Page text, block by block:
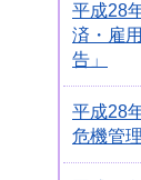
平成28
済・雇
告」
平成28
危機管